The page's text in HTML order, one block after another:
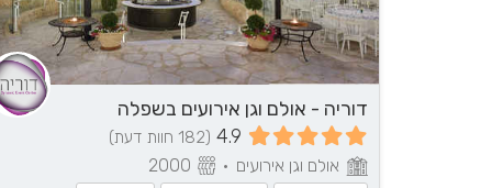
דוריה - אולם וגן אירועים בשפלה
4.9 (182 חוות דעת)
אולם וגן אירועים •